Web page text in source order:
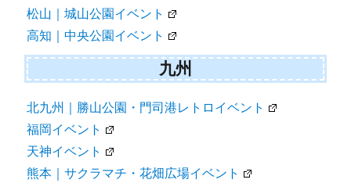
松山｜城山公園イベント
高知｜中央公園イベント
九州
北九州｜勝山公園・門司港レトロイベント
福岡イベント
天神イベント
熊本｜サクラマチ・花畑広場イベント